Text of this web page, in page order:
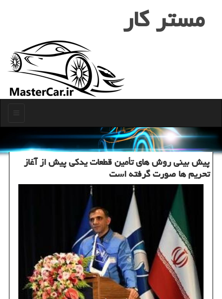
مستر كار
پیش بینی روش های تأمین قطعات یدكی پیش از آغاز
تحریم ها صورت گرفته است